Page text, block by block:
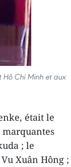
Hô Chi Minh et aux
était le
; le
Xuân Hông ;